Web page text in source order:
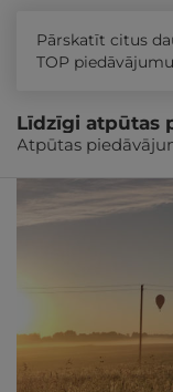
Atpūtas
Pārskatīt citus
TOP
Līdzīgi atpūtas